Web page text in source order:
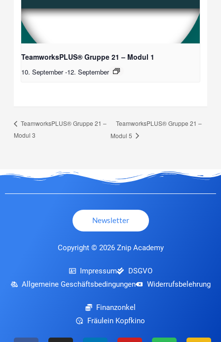
TeamworksPLUS® Gruppe 21 – Modul 1
10. September -12. September
TeamworksPLUS® Gruppe 21 –
Modul 3
TeamworksPLUS® Gruppe 21 –
Modul 5
Newsletter
Copyright © 2026 Znip Academy
Impressum
DSGVO
Allgemeine Geschäftsbedingungen
Widerrufsbelehrung
Finanzonkel
Fräulein Kopfkino